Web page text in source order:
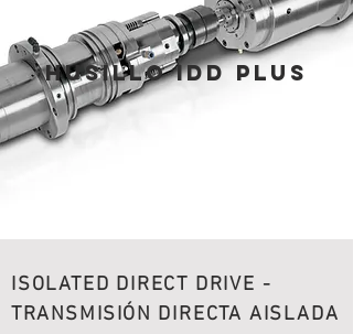
HUSILLO IDD PLUS
ISOLATED DIRECT DRIVE -
TRANSMISIÓN DIRECTA AISLADA